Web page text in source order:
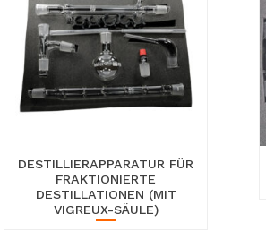
DESTILLIERAPPARATUR FÜR
FRAKTIONIERTE
DESTILLATIONEN (MIT
VIGREUX-SÄULE)